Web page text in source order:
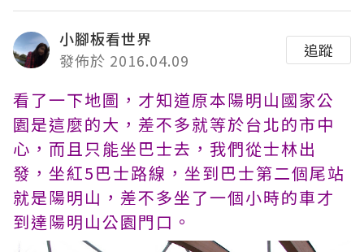
小腳板看世界
發佈於 2016.04.09
追蹤
看了一下地圖，才知道原本陽明山國家公
園是這麼的大，差不多就等於台北的市中
心，而且只能坐巴士去，我們從士林出
發，坐紅5巴士路線，坐到巴士第二個尾站
就是陽明山，差不多坐了一個小時的車才
到達陽明山公園門口。